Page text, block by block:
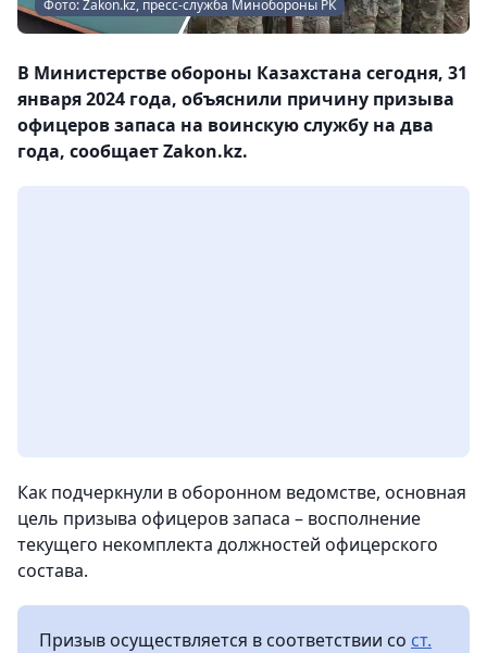
Фото: Zakon.kz, пресс-служба Минобороны РК
В Министерстве обороны Казахстана сегодня, 31
января 2024 года, объяснили причину призыва
офицеров запаса на воинскую службу на два
года, сообщает Zakon.kz.
Как подчеркнули в оборонном ведомстве, основная
цель призыва офицеров запаса – восполнение
текущего некомплекта должностей офицерского
состава.
Призыв осуществляется в соответствии со ст.